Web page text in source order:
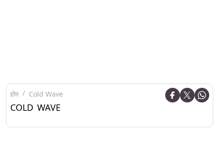
होम Cold Wave
COLD WAVE